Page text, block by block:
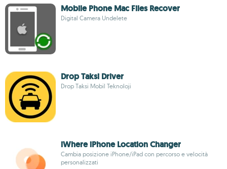
Mobile Phone Mac Files Recover
Digital Camera Undelete
Drop Taksi Driver
Drop Taksi Mobil Teknoloji
iWhere iPhone Location Changer
Cambia posizione iPhone/iPad con percorso e velocità
personalizzati